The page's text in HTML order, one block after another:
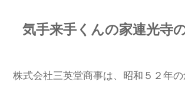
気手来手くんの家連光寺
株式会社三英堂商事は、昭和５２年の